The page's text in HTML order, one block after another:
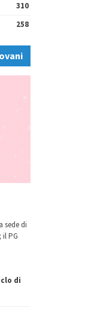
310
258
sede di
il PG
di